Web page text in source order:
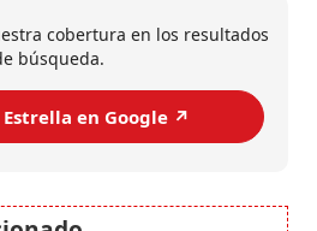
cobertura en los resultados
búsqueda.
en Google ↗️